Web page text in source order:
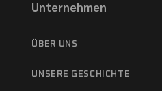
Unternehmen
ÜBER UNS
UNSERE GESCHICHTE